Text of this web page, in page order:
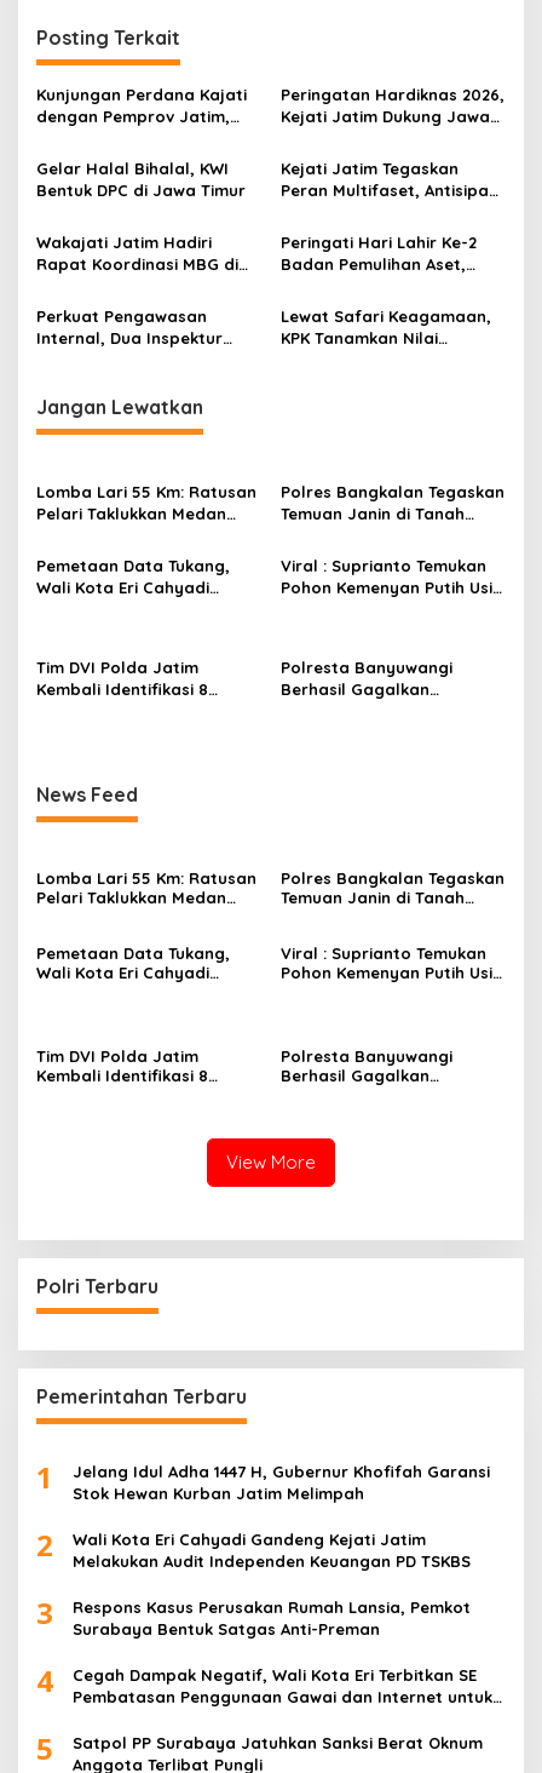
a
s
i
o
Posting Terkait
Kunjungan Perdana Kajati
dengan Pemprov Jatim,
Kelembagaan untuk Jawa
Timur Kondusif
Peringatan Hardiknas 2026,
Kejati Jatim Dukung Jawa
Talenta Nasional
Gelar Halal Bihalal, KWI
Bentuk DPC di Jawa Timur
Kejati Jatim Tegaskan
Peran Multifaset, Antisipasi
Jawa Timur
Wakajati Jatim Hadiri
Rapat Koordinasi MBG di
Nasional untuk
Implementasi Tepat
Sasaran
Peringati Hari Lahir Ke-2
Badan Pemulihan Aset,
Optimalkan Fungsi Asset
Recovery di Jawa Timur
Perkuat Pengawasan
Internal, Dua Inspektur
di Jawa Timur
Lewat Safari Keagamaan,
KPK Tanamkan Nilai
Jangan Lewatkan
Lomba Lari 55 Km: Ratusan
Pelari Taklukkan Medan
Polres Bangkalan Tegaskan
Temuan Janin di Tanah
Pemetaan Data Tukang,
Wali Kota Eri Cahyadi
Viral : Suprianto Temukan
Pohon Kemenyan Putih Usia
Tim DVI Polda Jatim
Kembali Identifikasi 8
Polresta Banyuwangi
Berhasil Gagalkan
News Feed
Lomba Lari 55 Km: Ratusan
Pelari Taklukkan Medan
Polres Bangkalan Tegaskan
Temuan Janin di Tanah
Pemetaan Data Tukang,
Wali Kota Eri Cahyadi
Viral : Suprianto Temukan
Pohon Kemenyan Putih Usia
Tim DVI Polda Jatim
Kembali Identifikasi 8
Polresta Banyuwangi
Berhasil Gagalkan
View More
Polri Terbaru
Pemerintahan Terbaru
1
Jelang Idul Adha 1447 H, Gubernur Khofifah Garansi
Stok Hewan Kurban Jatim Melimpah
2
Wali Kota Eri Cahyadi Gandeng Kejati Jatim
Melakukan Audit Independen Keuangan PD TSKBS
3
Respons Kasus Perusakan Rumah Lansia, Pemkot
Surabaya Bentuk Satgas Anti-Preman
4
Cegah Dampak Negatif, Wali Kota Eri Terbitkan SE
Pembatasan Penggunaan Gawai dan Internet untuk
5
Satpol PP Surabaya Jatuhkan Sanksi Berat Oknum
Anggota Terlibat Pungli